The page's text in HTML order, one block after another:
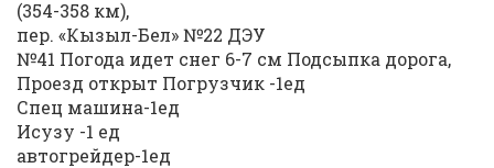
(354-358 км),
пер. «Кызыл-Бел» №22 ДЭУ
№41 Погода идет снег 6-7 см Подсыпка дорога,
Проезд открыт Погрузчик -1ед
Спец машина-1ед
Исузу -1 ед
автогрейдер-1ед